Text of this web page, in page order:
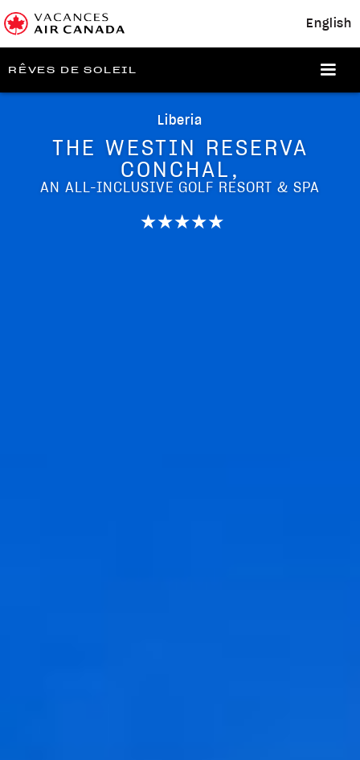
English
RÊVES DE SOLEIL
Liberia
THE WESTIN RESERVA
CONCHAL,
AN ALL-INCLUSIVE GOLF RESORT & SPA